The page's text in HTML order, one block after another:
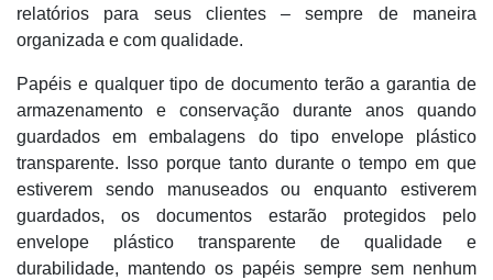
relatórios para seus clientes – sempre de maneira
organizada e com qualidade.
Papéis e qualquer tipo de documento terão a garantia de
armazenamento e conservação durante anos quando
guardados em embalagens do tipo envelope plástico
transparente. Isso porque tanto durante o tempo em que
estiverem sendo manuseados ou enquanto estiverem
guardados, os documentos estarão protegidos pelo
envelope plástico transparente de qualidade e
durabilidade, mantendo os papéis sempre sem nenhum